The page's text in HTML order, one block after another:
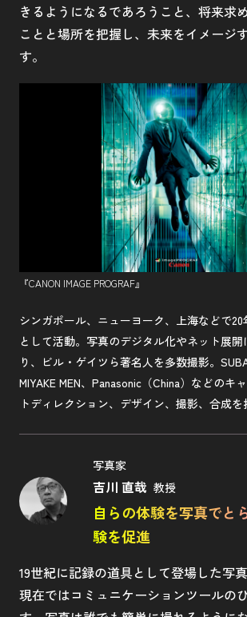
きるようになるであろうこと、将来求
ことと場所を把握し、未来をイメージ
す。
『CANON IMAGE PROGRAF』
シンガポール、ニューヨーク、上海などで
として活動。写真のデジタル化やネット展
り、ビル・ゲイツら著名人を多数撮影。
MIYAKE MEN、Panasonic（China）などのキ
トディレクション、デザイン、撮影、合成を
写真家
吉川 直哉 教授
自らの体験を写真でと
験を促進
19世紀に記録の道具として登場した写
現在ではコミュニケーションツールの